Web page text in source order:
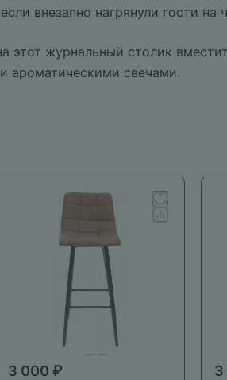
внезапно нагрянули гости на
журнальный столик
ароматическими свечами.
3 000 ₽ 3